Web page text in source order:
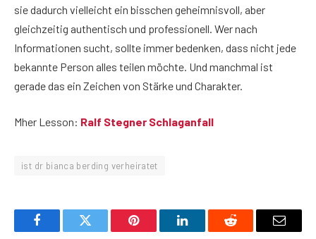
sie dadurch vielleicht ein bisschen geheimnisvoll, aber
gleichzeitig authentisch und professionell. Wer nach
Informationen sucht, sollte immer bedenken, dass nicht jede
bekannte Person alles teilen möchte. Und manchmal ist
gerade das ein Zeichen von Stärke und Charakter.
Mher Lesson: Ralf Stegner Schlaganfall
ist dr bianca berding verheiratet
FacebookTwitter Pinterest LinkedInReddit Email